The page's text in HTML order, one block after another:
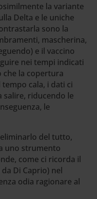
la variante
Delta e le uniche
sono la
mascherina,
e il vaccino
nei tempi indicati
che la copertura
cala, i dati ci
salire, riducendo le
le
del tutto,
uno strumento
come ci ricorda il
Di Caprio) nel
odia ragionare al